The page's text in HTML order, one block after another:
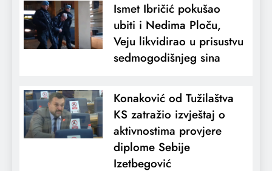
Ismet Ibričić pokušao
ubiti i Nedima Ploču,
Veju likvidirao u prisustvu
sedmogodišnjeg sina
Konaković od Tužilaštva
KS zatražio izvještaj o
aktivnostima provjere
diplome Sebije
Izetbegović